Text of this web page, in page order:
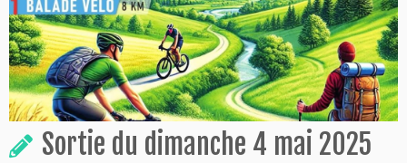
Sortie du dimanche 4 mai 2025